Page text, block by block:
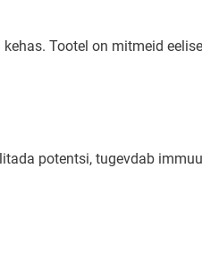
Tootel on mitmeid
potentsi, tugevdab